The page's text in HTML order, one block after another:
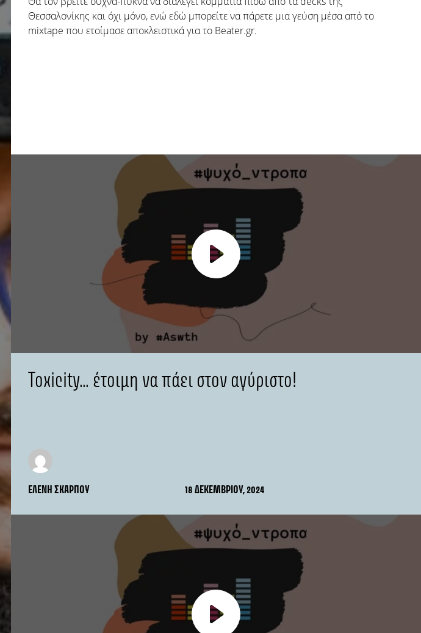
Θεσσαλονίκης και όχι μόνο, ενώ εδώ μπορείτε να πάρετε μια γεύση μέσα από το
mixtape που ετοίμασε αποκλειστικά για το Beater.gr.
Toxicity… έτοιμη να πάει στον αγύριστο!
ΕΛΈΝΗ ΣΚΆΡΠΟΥ 18 ΔΕΚΕΜΒΡΊΟΥ, 2024